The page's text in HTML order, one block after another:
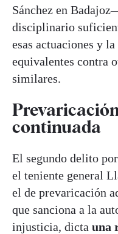
Sánchez en
disciplinario
esas actuaciones y
equivalentes contra
similares.
continuada
El segundo delito
el teniente general
el de prevaricación
que sanciona a la
injusticia, dicta una